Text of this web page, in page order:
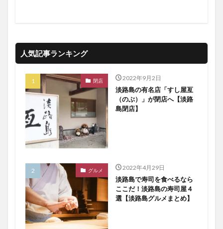
人気記事ランキング
閉店 2022年9月2日
淡路島の有名店「すし屋亙
（のぶ）」が閉店へ【淡路
島閉店】
グルメ 2022年4月29日
淡路島で寿司を食べるなら
ここだ！淡路島の寿司屋４
選【淡路島グルメまとめ】